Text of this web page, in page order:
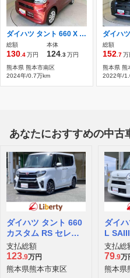
ダイハツ タント 660 X スマートアシスト搭載
総額
130 .4万円
本体
124 .3万円
熊本県 熊本市南区
2024年/0.7万km
総額
152 .7万
熊本県 熊
2022年/
あなたにおすすめの中古
ダイハツ タント 660
カスタム RS セレク
ション
支払総額
123.9万円
熊本県熊本市東区
ダイ
L SAIII
支払総
79.9万
熊本県